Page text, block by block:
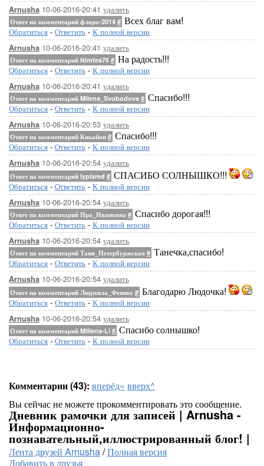
Arnusha 10-06-2016-20:41 удалить
Ответ на комментарий флора-2014 # Всех благ вам!
Обратиться - Ответить - К полной версии
Arnusha 10-06-2016-20:41 удалить
Ответ на комментарий Nimfea76 # На радость!!!
Обратиться - Ответить - К полной версии
Arnusha 10-06-2016-20:41 удалить
Ответ на комментарий Milena_Svobodova # Спасибо!!!
Обратиться - Ответить - К полной версии
Arnusha 10-06-2016-20:53 удалить
Ответ на комментарий Кикайон # Спасибо!!!
Обратиться - Ответить - К полной версии
Arnusha 10-06-2016-20:54 удалить
Ответ на комментарий lyplared # СПАСИБО СОЛНЫШКО!!!
Обратиться - Ответить - К полной версии
Arnusha 10-06-2016-20:54 удалить
Ответ на комментарий Ира_Ивановна # Спасибо дорогая!!!
Обратиться - Ответить - К полной версии
Arnusha 10-06-2016-20:54 удалить
Ответ на комментарий Таня_Петербуржская # Танечка,спасибо!
Обратиться - Ответить - К полной версии
Arnusha 10-06-2016-20:54 удалить
Ответ на комментарий Людмила_Феникс # Благодарю Людочка!
Обратиться - Ответить - К полной версии
Arnusha 10-06-2016-20:54 удалить
Ответ на комментарий Millena-Li # Спасибо солнышко!
Обратиться - Ответить - К полной версии
Комментарии (43): вперёд» вверх^
Вы сейчас не можете прокомментировать это сообщение.
Дневник рамочки для записей | Arnusha -
Информационно-
познавательный,иллюстрированный блог! |
Лента друзей Arnusha/Полная версия
Добавить в друзья